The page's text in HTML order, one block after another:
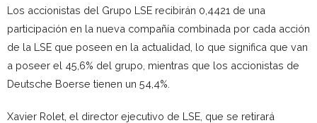
Los accionistas del Grupo LSE recibirán 0,4421 de una
participación en la nueva compañía combinada por cada acción
de la LSE que poseen en la actualidad, lo que significa que van
a poseer el 45,6% del grupo, mientras que los accionistas de
Deutsche Boerse tienen un 54,4%.
Xavier Rolet, el director ejecutivo de LSE, que se retirará